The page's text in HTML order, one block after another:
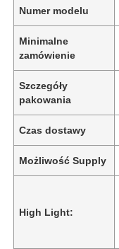
Numer modelu
Minimalne
zamówienie
Szczegóły
pakowania
Czas dostawy
Możliwość Supply
High Light: